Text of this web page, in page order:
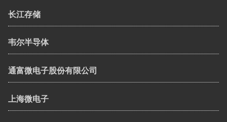
长江存储
韦尔半导体
通富微电子股份有限公司
上海微电子